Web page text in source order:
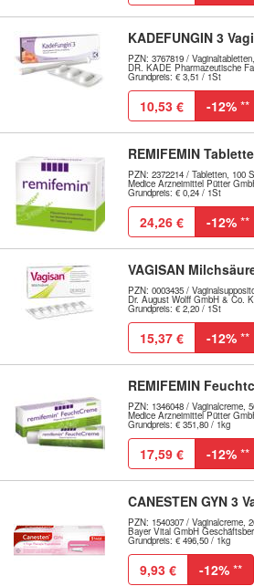
KADEFUNGIN 3
PZN: 3767819 /
DR. KADE Pharmazeutische
Grundpreis: € 3,51 / 1St
10,53 € -12% **
REMIFEMIN
PZN: 2372214 / Tabletten, 100
Medice Arzneimittel Pütter
Grundpreis: € 0,24 / 1St
24,26 € -12% **
VAGISAN
PZN: 0003435 /
Dr. August Wolff GmbH & Co.
Grundpreis: € 2,20 / 1St
15,37 € -12% **
REMIFEMIN
PZN: 1346048 / Vaginalcreme,
Medice Arzneimittel Pütter
Grundpreis: € 351,80 / 1kg
17,59 € -12% **
CANESTEN GYN 3
PZN: 1540307 / Vaginalcreme,
Bayer Vital GmbH
Grundpreis: € 496,50 / 1kg
9,93 € -12% **